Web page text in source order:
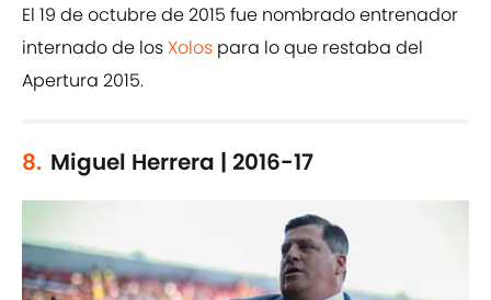
El 19 de octubre de 2015 fue nombrado entrenador
internado de losXolos para lo que restaba del
Apertura 2015.
8. Miguel Herrera | 2016-17